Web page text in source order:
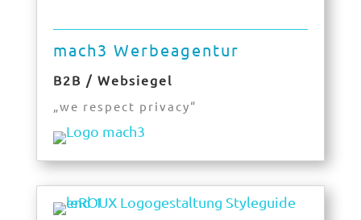
mach3 Werbeagentur
B2B / Websiegel
„we respect privacy“